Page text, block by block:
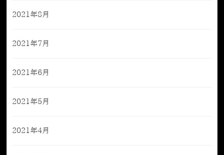
2021年8月
2021年7月
2021年6月
2021年5月
2021年4月